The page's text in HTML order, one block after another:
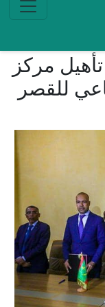
مركز
للقصر